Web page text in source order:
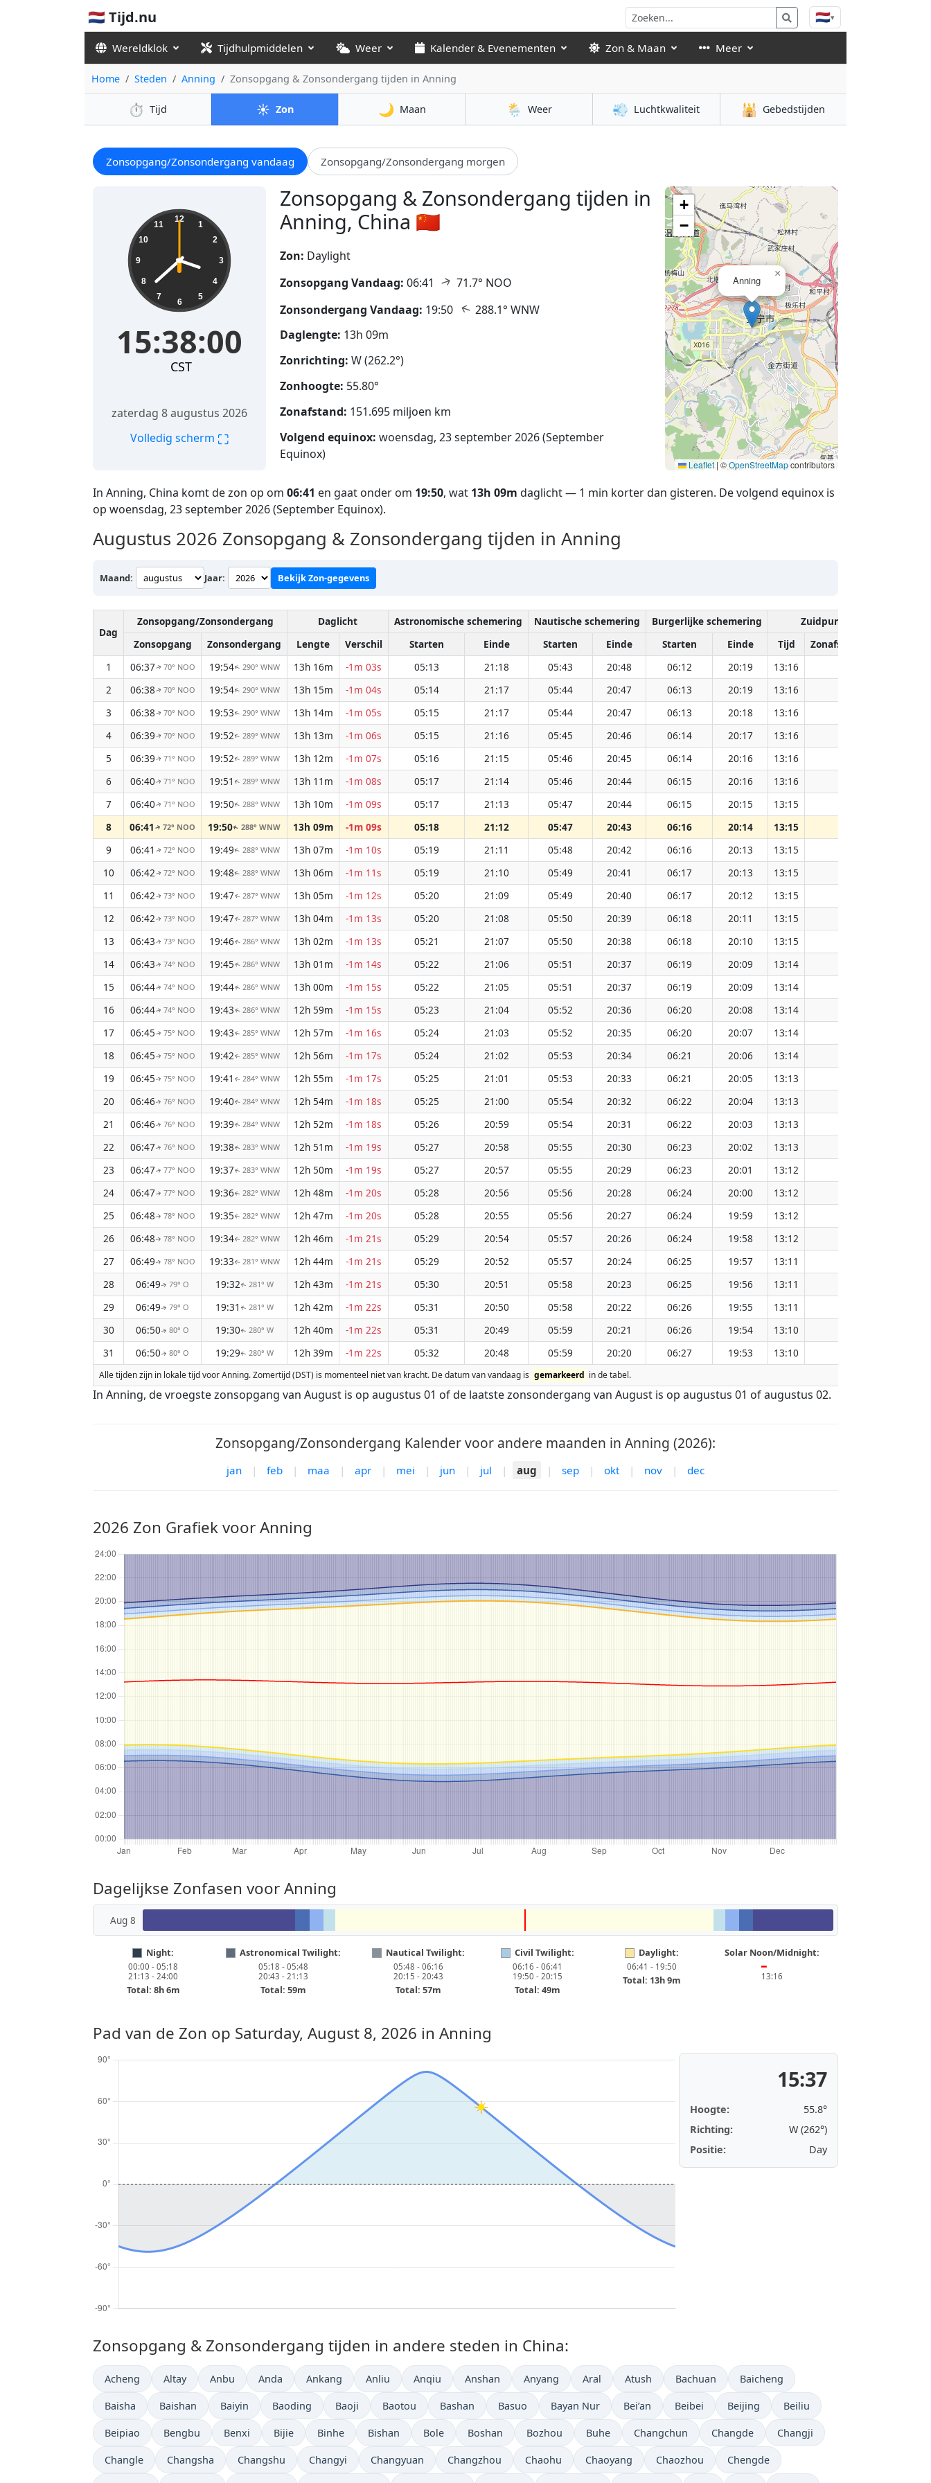
🇳🇱 Tijd.nu 🇳🇱▾
Wereldklok Tijdhulpmiddelen Weer Kalender & Evenementen Zon & Maan Meer
Home Steden Anning Zonsopgang & Zonsondergang tijden in Anning
⏱️ Tijd ☀️ Zon 🌙 Maan 🌦️ Weer 💨 Luchtkwaliteit 🕌 Gebedstijden
Zonsopgang/Zonsondergang vandaag Zonsopgang/Zonsondergang morgen
Zonsopgang & Zonsondergang tijden in
Anning, China 🇨🇳
15:38:00 12
1
2
3
4
5
6
7
8
9
10
11
15:38:00
CST
zaterdag 8 augustus 2026
Volledig scherm ⛶
Zon: Daylight
Zonsopgang Vandaag: 06:41 ↑ 71.7° NOO
Zonsondergang Vandaag: 19:50 ↑ 288.1° WNW
Daglengte: 13h 09m
Zonrichting: W (262.2°)
Zonhoogte: 55.80°
Zonafstand: 151.695 miljoen km
Volgend equinox: woensdag, 23 september 2026 (September
Equinox)
Anning
×
+
−
Leaflet | ©OpenStreetMapcontributors
In Anning, China komt de zon op om 06:41 en gaat onder om 19:50, wat 13h 09m daglicht — 1 min korter dan gisteren. De volgend equinox is
op woensdag, 23 september 2026 (September Equinox).
Augustus 2026 Zonsopgang & Zonsondergang tijden in Anning
Maand: Jaar: Bekijk Zon-gegevens
Dag
Zonsopgang/Zonsondergang Daglicht Astronomische schemering Nautische schemering Burgerlijke schemering
Zuidpunt van de zon
Zonsopgang
Zonsondergang Lengte Verschil Starten Einde Starten Einde Starten Einde Tijd
Zonafstand (Miljoen km)
1
06:37↑ 70° NOO 19:54↑ 290° WNW 13h 16m -1m 03s 05:13 21:18 05:43 20:48 06:12 20:19 13:16
2
06:38↑ 70° NOO 19:54↑ 290° WNW 13h 15m -1m 04s 05:14 21:17 05:44 20:47 06:13 20:19 13:16
3
06:38↑ 70° NOO 19:53↑ 290° WNW 13h 14m -1m 05s 05:15 21:17 05:44 20:47 06:13 20:18 13:16
4
06:39↑ 70° NOO 19:52↑ 289° WNW 13h 13m -1m 06s 05:15 21:16 05:45 20:46 06:14 20:17 13:16
5
06:39↑ 71° NOO 19:52↑ 289° WNW 13h 12m -1m 07s 05:16 21:15 05:46 20:45 06:14 20:16 13:16
6
06:40↑ 71° NOO 19:51 ↑ 289° WNW 13h 11m -1m 08s 05:17 21:14 05:46 20:44 06:15 20:16 13:16
7
06:40↑ 71° NOO 19:50↑ 288° WNW 13h 10m -1m 09s 05:17 21:13 05:47 20:44 06:15 20:15 13:15
8
06:41 ↑72° NOO 19:50↑288° WNW 13h 09m -1m 09s 05:18 21:12 05:47 20:43 06:16 20:14 13:15
9
06:41 ↑ 72° NOO 19:49↑ 288° WNW 13h 07m -1m 10s 05:19 21:11 05:48 20:42 06:16 20:13 13:15
10
06:42↑ 72° NOO 19:48↑ 288° WNW 13h 06m -1m 11s 05:19 21:10 05:49 20:41 06:17 20:13 13:15
11
06:42↑ 73° NOO 19:47↑ 287° WNW 13h 05m -1m 12s 05:20 21:09 05:49 20:40 06:17 20:12 13:15
12
06:42↑ 73° NOO 19:47↑ 287° WNW 13h 04m -1m 13s 05:20 21:08 05:50 20:39 06:18 20:11 13:15
13
06:43↑ 73° NOO 19:46↑ 286° WNW 13h 02m -1m 13s 05:21 21:07 05:50 20:38 06:18 20:10 13:15
14
06:43↑ 74° NOO 19:45↑ 286° WNW 13h 01m -1m 14s 05:22 21:06 05:51 20:37 06:19 20:09 13:14
15
06:44↑ 74° NOO 19:44↑ 286° WNW 13h 00m -1m 15s 05:22 21:05 05:51 20:37 06:19 20:09 13:14
16
06:44↑ 74° NOO 19:43↑ 286° WNW 12h 59m -1m 15s 05:23 21:04 05:52 20:36 06:20 20:08 13:14
17
06:45↑ 75° NOO 19:43↑ 285° WNW 12h 57m -1m 16s 05:24 21:03 05:52 20:35 06:20 20:07 13:14
18
06:45↑ 75° NOO 19:42↑ 285° WNW 12h 56m -1m 17s 05:24 21:02 05:53 20:34 06:21 20:06 13:14
19
06:45↑ 75° NOO 19:41 ↑ 284° WNW 12h 55m -1m 17s 05:25 21:01 05:53 20:33 06:21 20:05 13:13
20
06:46↑ 76° NOO 19:40↑ 284° WNW 12h 54m -1m 18s 05:25 21:00 05:54 20:32 06:22 20:04 13:13
21
06:46↑ 76° NOO 19:39↑ 284° WNW 12h 52m -1m 18s 05:26 20:59 05:54 20:31 06:22 20:03 13:13
22
06:47↑ 76° NOO 19:38↑ 283° WNW 12h 51m -1m 19s 05:27 20:58 05:55 20:30 06:23 20:02 13:13
23
06:47↑ 77° NOO 19:37↑ 283° WNW 12h 50m -1m 19s 05:27 20:57 05:55 20:29 06:23 20:01 13:12
24
06:47↑ 77° NOO 19:36↑ 282° WNW 12h 48m -1m 20s 05:28 20:56 05:56 20:28 06:24 20:00 13:12
25
06:48↑ 78° NOO 19:35↑ 282° WNW 12h 47m -1m 20s 05:28 20:55 05:56 20:27 06:24 19:59 13:12
26
06:48↑ 78° NOO 19:34↑ 282° WNW 12h 46m -1m 21s 05:29 20:54 05:57 20:26 06:24 19:58 13:12
27
06:49↑ 78° NOO 19:33↑ 281° WNW 12h 44m -1m 21s 05:29 20:52 05:57 20:24 06:25 19:57 13:11
28
06:49↑ 79° O 19:32↑ 281° W 12h 43m -1m 21s 05:30 20:51 05:58 20:23 06:25 19:56 13:11
29
06:49↑ 79° O 19:31 ↑ 281° W 12h 42m -1m 22s 05:31 20:50 05:58 20:22 06:26 19:55 13:11
30
06:50↑ 80° O 19:30↑ 280° W 12h 40m -1m 22s 05:31 20:49 05:59 20:21 06:26 19:54 13:10
31
06:50↑ 80° O 19:29↑ 280° W 12h 39m -1m 22s 05:32 20:48 05:59 20:20 06:27 19:53 13:10
Alle tijden zijn in lokale tijd voor Anning. Zomertijd (DST) is momenteel niet van kracht. De datum van vandaag is gemarkeerd in de tabel.
In Anning, de vroegste zonsopgang van August is op augustus 01 of de laatste zonsondergang van August is op augustus 01 of augustus 02.
Zonsopgang/Zonsondergang Kalender voor andere maanden in Anning (2026):
jan | feb | maa | apr | mei | jun | jul | aug | sep | okt | nov | dec
2026 Zon Grafiek voor Anning
Dagelijkse Zonfasen voor Anning
Aug 8
Night:
00:00 - 05:18
21:13 - 24:00
Total: 8h 6m
Astronomical Twilight:
05:18 - 05:48
20:43 - 21:13
Total: 59m
Nautical Twilight:
05:48 - 06:16
20:15 - 20:43
Total: 57m
Civil Twilight:
06:16 - 06:41
19:50 - 20:15
Total: 49m
Daylight:
06:41 - 19:50
Total: 13h 9m
Solar Noon/Midnight:
━
13:16
Pad van de Zon op Saturday, August 8, 2026 in Anning
15:37
Hoogte:
55.8°
Richting:
W (262°)
Positie:
Day
Zonsopgang & Zonsondergang tijden in andere steden in China:
Acheng Altay Anbu Anda Ankang Anliu Anqiu Anshan Anyang Aral Atush Bachuan Baicheng
Baisha Baishan Baiyin Baoding Baoji Baotou Bashan Basuo Bayan Nur Bei’an Beibei Beijing Beiliu
Beipiao Bengbu Benxi Bijie Binhe Bishan Bole Boshan Bozhou Buhe Changchun Changde Changji
Changle Changsha Changshu Changyi Changyuan Changzhou Chaohu Chaoyang Chaozhou Chengde